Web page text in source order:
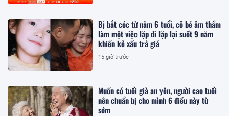
Bị bắt cóc từ năm 6 tuổi, cô bé âm thầm
làm một việc lặp đi lặp lại suốt 9 năm
khiến kẻ xấu trả giá
15 giờ trước
Muốn có tuổi già an yên, người cao tuổi
nên chuẩn bị cho mình 6 điều này từ
sớm